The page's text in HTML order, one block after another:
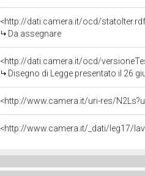
<http://dati.camera.it/ocd/
Da assegnare
<http://dati.camera.it/ocd/
Disegno di Legge presentato il 26
<http://www.camera.it/uri-res/
<http://www.camera.it/_dati/leg17/